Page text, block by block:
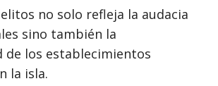
no solo refleja la audacia
sino también la
de los establecimientos
la isla.